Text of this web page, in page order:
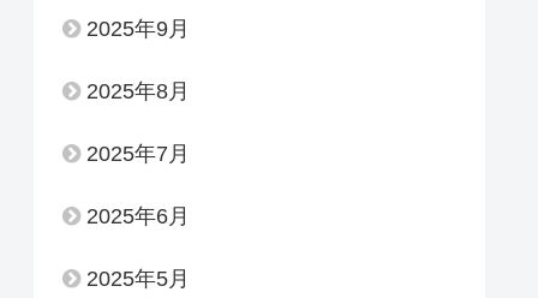
2025年9月
2025年8月
2025年7月
2025年6月
2025年5月